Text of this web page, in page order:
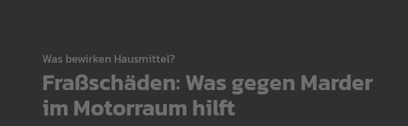
Was bewirken Hausmittel?
Fraßschäden: Was gegen Marder
im Motorraum hilft